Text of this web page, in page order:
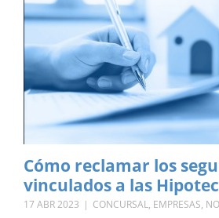
Cómo reclamar los
vinculados a las
17 ABR 2023 | CONCURSAL, EMPRESAS,